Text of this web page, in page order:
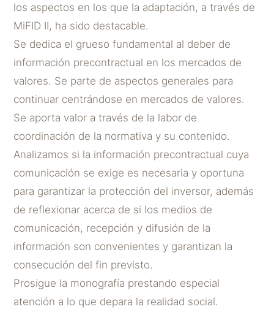
los aspectos en los que la adaptación, a través de
MiFID II, ha sido destacable.
Se dedica el grueso fundamental al deber de
información precontractual en los mercados de
valores. Se parte de aspectos generales para
continuar centrándose en mercados de valores.
Se aporta valor a través de la labor de
coordinación de la normativa y su contenido.
Analizamos si la información precontractual cuya
comunicación se exige es necesaria y oportuna
para garantizar la protección del inversor, además
de reflexionar acerca de si los medios de
comunicación, recepción y difusión de la
información son convenientes y garantizan la
consecución del fin previsto.
Prosigue la monografía prestando especial
atención a lo que depara la realidad social.